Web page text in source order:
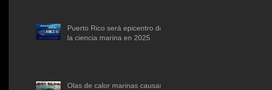
Puerto Rico será epicentro de
la ciencia marina en 2025
Olas de calor marinas causan